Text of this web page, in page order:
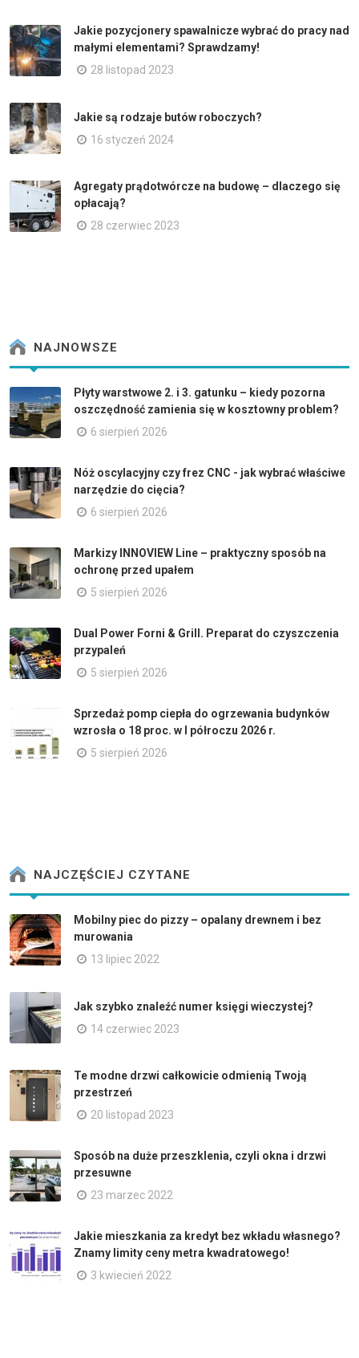
Jakie pozycjonery spawalnicze wybrać do pracy nad
małymi elementami? Sprawdzamy!
28 listopad 2023
Jakie są rodzaje butów roboczych?
16 styczeń 2024
Agregaty prądotwórcze na budowę – dlaczego się
opłacają?
28 czerwiec 2023
NAJNOWSZE
Płyty warstwowe 2. i 3. gatunku – kiedy pozorna
oszczędność zamienia się w kosztowny problem?
6 sierpień 2026
Nóż oscylacyjny czy frez CNC - jak wybrać właściwe
narzędzie do cięcia?
6 sierpień 2026
Markizy INNOVIEW Line – praktyczny sposób na
ochronę przed upałem
5 sierpień 2026
Dual Power Forni & Grill. Preparat do czyszczenia
przypaleń
5 sierpień 2026
Sprzedaż pomp ciepła do ogrzewania budynków
wzrosła o 18 proc. w I półroczu 2026 r.
5 sierpień 2026
NAJCZĘŚCIEJ CZYTANE
Mobilny piec do pizzy – opalany drewnem i bez
murowania
13 lipiec 2022
Jak szybko znaleźć numer księgi wieczystej?
14 czerwiec 2023
Te modne drzwi całkowicie odmienią Twoją
przestrzeń
20 listopad 2023
Sposób na duże przeszklenia, czyli okna i drzwi
przesuwne
23 marzec 2022
Jakie mieszkania za kredyt bez wkładu własnego?
Znamy limity ceny metra kwadratowego!
3 kwiecień 2022